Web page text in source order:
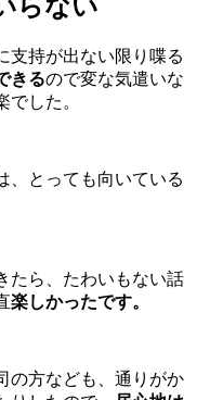
らない
支持が出ない限り喋る
きるので変な気遣いな
した。
、とっても向いている
たら、たわいもない話
楽しかったです。
の方なども、通りがか